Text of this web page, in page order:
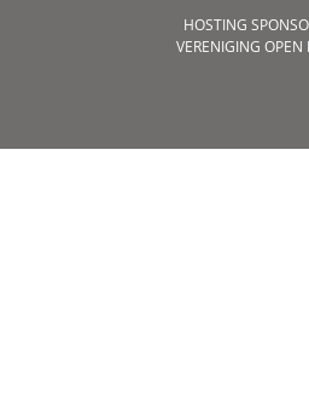
HOSTING
VERENIGING